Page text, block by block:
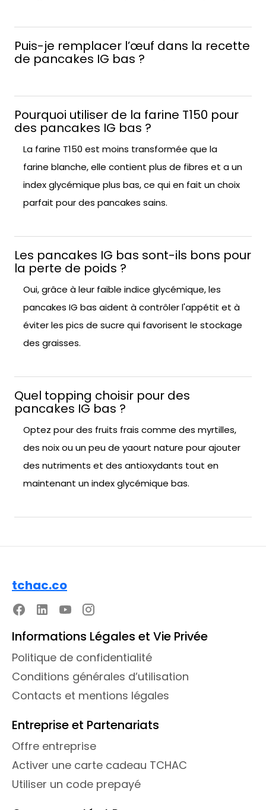
Puis-je remplacer l’œuf dans la recette
de pancakes IG bas ?
Pourquoi utiliser de la farine T150 pour
des pancakes IG bas ?
La farine T150 est moins transformée que la
farine blanche, elle contient plus de fibres et a un
index glycémique plus bas, ce qui en fait un choix
parfait pour des pancakes sains.
Les pancakes IG bas sont-ils bons pour
la perte de poids ?
Oui, grâce à leur faible indice glycémique, les
pancakes IG bas aident à contrôler l'appétit et à
éviter les pics de sucre qui favorisent le stockage
des graisses.
Quel topping choisir pour des
pancakes IG bas ?
Optez pour des fruits frais comme des myrtilles,
des noix ou un peu de yaourt nature pour ajouter
des nutriments et des antioxydants tout en
maintenant un index glycémique bas.
tchac.co
Informations Légales et Vie Privée
Politique de confidentialité
Conditions générales d’utilisation
Contacts et mentions légales
Entreprise et Partenariats
Offre entreprise
Activer une carte cadeau TCHAC
Utiliser un code prepayé